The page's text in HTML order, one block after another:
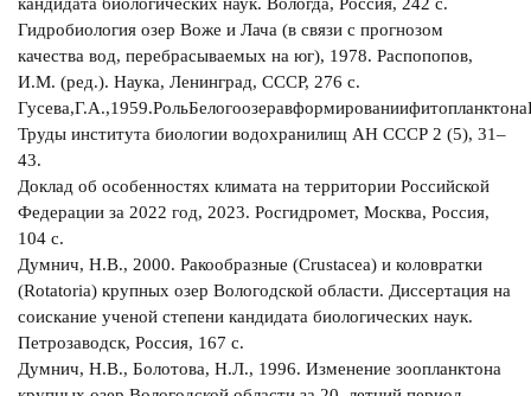
кандидата биологических наук. Вологда, Россия, 242 с.
Гидробиология озер Воже и Лача (в связи с прогнозом
качества вод, перебрасываемых на юг), 1978. Распопопов,
И.М. (ред.). Наука, Ленинград, СССР, 276 с.
Труды института биологии водохранилищ АН СССР 2 (5), 31–
43.
Доклад об особенностях климата на территории Российской
Федерации за 2022 год, 2023. Росгидромет, Москва, Россия,
104 с.
Думнич, Н.В., 2000. Ракообразные (Crustacea) и коловратки
(Rotatoria) крупных озер Вологодской области. Диссертация на
соискание ученой степени кандидата биологических наук.
Петрозаводск, Россия, 167 с.
Думнич, Н.В., Болотова, Н.Л., 1996. Изменение зоопланктона